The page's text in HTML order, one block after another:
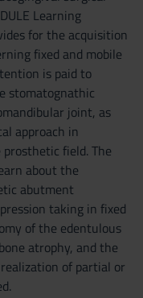
Learning
for the acquisition
fixed and mobile
is paid to
stomatognathic
joint, as
approach in
field. The
about the
abutment
taking in fixed
of the edentulous
atrophy, and the
of partial or